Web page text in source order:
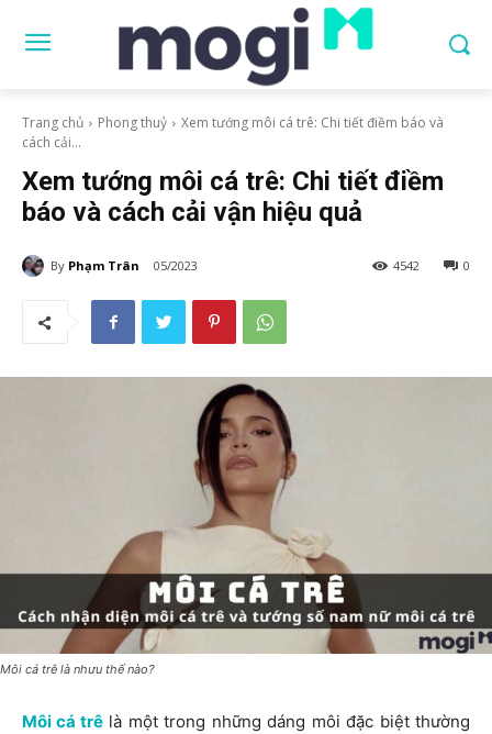
Trang chủ Phong thuỷ
Xem tướng môi cá trê: Chi tiết điềm báo và
cách cải...
Xem tướng môi cá trê: Chi tiết điềm
báo và cách cải vận hiệu quả
By Phạm Trân 05/2023 0
4542
Môi cá trê là nhưu thế nào?
Môi cá trê là một trong những dáng môi đặc biệt thường